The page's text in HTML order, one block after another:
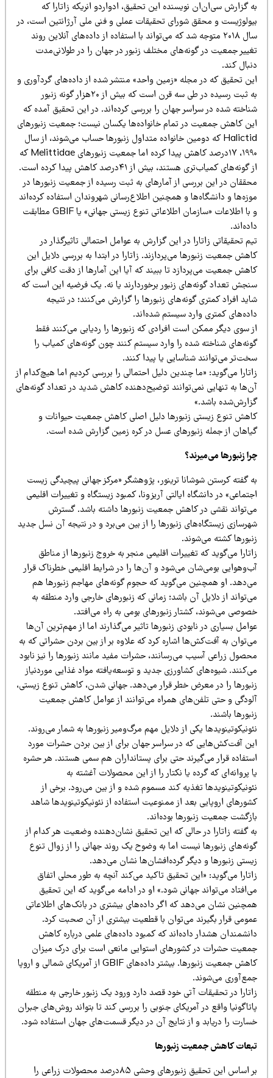
گزارش سی‌ان‌ان نویسنده این تحقیق، ادواردو انریکه زاتارا که
و محقق شورای تحقیقات عملی و فنی ملی آرژانتین است، در
سال ۲۰۱۸ متوجه شد که می‌تواند با استفاده از داده‌های آنلاین روند
جمعیت در گونه‌های مختلف زنبور در جهان را در طولانی‌مدت
کند.
تحقیق که در مجله «زمین واحد» منتشر شده‌ از داده‌های گردآوری و
به ثبت رسیده در طی سه قرن است که بیش از ۲۰هزار گونه زنبور
شده در سراسر جهان را بررسی کرده‌اند. در این تحقیق آمده که
کاهش جمعیت در تمام خانواده‌ها یکسان نیست؛ جمعیت زنبورهای
Halictid که دومین خانواده متداول زنبورها حساب می‌شوند، از سال
۱۹۹۰، ۱۷درصد کاهش پیدا کرده اما جمعیت زنبورهای Melittidae که
از گونه‌های کمیاب‌تری هستند، بیش از ۴۱درصد کاهش پیدا کرده است.
در این بررسی از آمارهای به ثبت رسیده از جمعیت زنبورها در
و دانشگاه‌ها و همچنین اطلاع‌رسانی شهروندان استفاده کرده‌اند
و با اطلاعات «سازمان اطلاعاتی تنوع زیستی جهانی» یا GBIF مطابقت
تحقیقاتی زاتارا در این گزارش به عوامل احتمالی تاثیرگذار در
جمعیت زنبورها می‌پردازند. زاتارا در ابتدا به بررسی دلایل این
جمعیت می‌پردازد تا ببیند که آیا این آمارها از دقت کافی برای
تعداد گونه‌های زنبور برخوردارند یا نه. یک فرضیه این است که
افراد کمتری گونه‌های زنبورها را گزارش می‌کنند؛ در نتیجه
کمتری وارد سیستم شده‌اند.
سوی دیگر ممکن است افرادی که زنبورها را ردیابی می‌کنند فقط
شناخته شده را وارد سیستم کنند چون گونه‌های کمیاب را
می‌توانند شناسایی یا پیدا کنند.
می‌گوید: «ما چندین دلیل احتمالی را بررسی کردیم اما هیچ‌کدام از
به تنهایی نمی‌توانند توضیح‌دهنده کاهش شدید در تعداد گونه‌های
باشد.»
تنوع زیستی زنبورها دلیل اصلی کاهش جمعیت حیوانات و
از جمله زنبورهای عسل در کره زمین گزارش شده است.
زنبورها می‌میرند؟
گفته کرستن شوشانا ترینور، پژوهشگر «مرکز جهانی پیچیدگی زیست
در دانشگاه ایالتی آریزونا، کمبود زیستگاه و تغییرات اقلیمی
نقشی در کاهش جمعیت زنبورها داشته باشد. گسترش
زیستگاه‌های زنبورها را از بین می‌برد و در نتیجه آن نسل جدید
کشته می‌شوند.
می‌گوید که تغییرات اقلیمی منجر به خروج زنبورها از مناطق
بومی‌شان می‌شود و آن‌ها را در شرایط اقلیمی خطرناک قرار
او همچنین می‌گوید که حجوم گونه‌های مهاجم زنبورها هم
از دلایل آن باشد؛ زمانی که زنبورهای خارجی وارد منطقه به
می‌شوند، کشتار زنبورهای بومی به راه می‌افتد.
بسیاری در نابودی زنبورها تاثیر می‌گذارند اما از مهم‌ترین آن‌ها
به آفت‌کش‌ها اشاره کرد که علاوه بر از بین بردن حشراتی که به
زراعی آسیب می‌رسانند، حشرات مفید مانند زنبورها را نیز نابود
شیوه‌های کشاورزی جدید و توسعه‌یافته مواد غذایی مورد‌نیاز
را در معرض خطر قرار می‌دهد. جهانی شدن، کاهش تنوع زیستی،
و حتی تلفن‌های همراه می‌توانند از عوامل کاهش جمعیت
باشند.
یکی از دلایل مهم مرگ‌و‌میر زنبورها به شمار می‌روند.
آفت‌کش‌هایی که در سراسر جهان برای از بین بردن حشرات مورد
قرار می‌گیرند حتی برای پستانداران هم سمی هستند. هر حشره‌
پروانه‌ای که گرده یا نکتار را از این محصولات آغشته به
تغذیه کند مسموم شده و از بین می‌رود. برخی از
اروپایی بعد از ممنوعیت استفاده از نئونیکوتینوید‌ها شاهد
جمعیت زنبورها بوده‌اند.
گفته زاتارا در حالی که این تحقیق نشان‌دهنده وضعیت هر کدام از
زنبورها نیست اما به وضوح یک روند جهانی را از زوال تنوع
زنبورها و دیگر گرده‌افشان‌ها نشان می‌دهد.
می‌گوید: «این تحقیق تاکید می‌کند آنچه به طور محلی اتفاق
می‌تواند جهانی شود.» او در ادامه می‌گوید که این تحقیق
نشان می‌دهد که اگر داده‌های بیشتری در بانک‌های اطلاعاتی
قرار بگیرند می‌توان با قطعیت بیشتری از آن صحبت کرد.
هشدار داده‌اند که کمبود داده‌های علمی درباره کاهش
حشرات در کشورهای استوایی مانعی است برای درک میزان
کاهش جمعیت زنبورها. بیشتر داده‌های GBIF از آمریکای شمالی و اروپا
می‌شوند.
در تحقیقات آتی خود قصد دارد ورود یک زنبور خارجی به منطقه
واقع در آمریکای جنوبی را بررسی کند تا بتواند روش‌های جبران
را دریابد و از نتایج آن در دیگر قسمت‌های جهان استفاده شود.
کاهش جمعیت زنبورها
بر اساس این تحقیق زنبورهای وحشی ۸۵درصد محصولات زراعی را